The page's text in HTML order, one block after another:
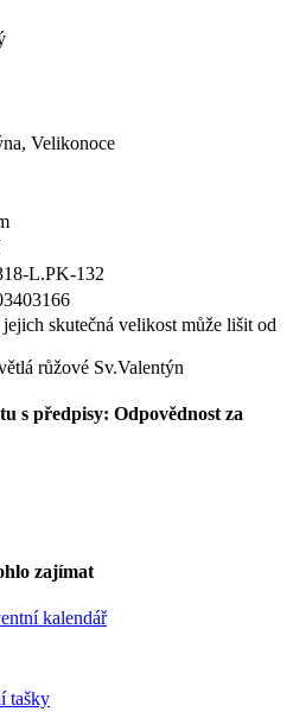
Velikonoce
L.PK-132
skutečná velikost může lišit od
s předpisy: Odpovědnost za
zajímat